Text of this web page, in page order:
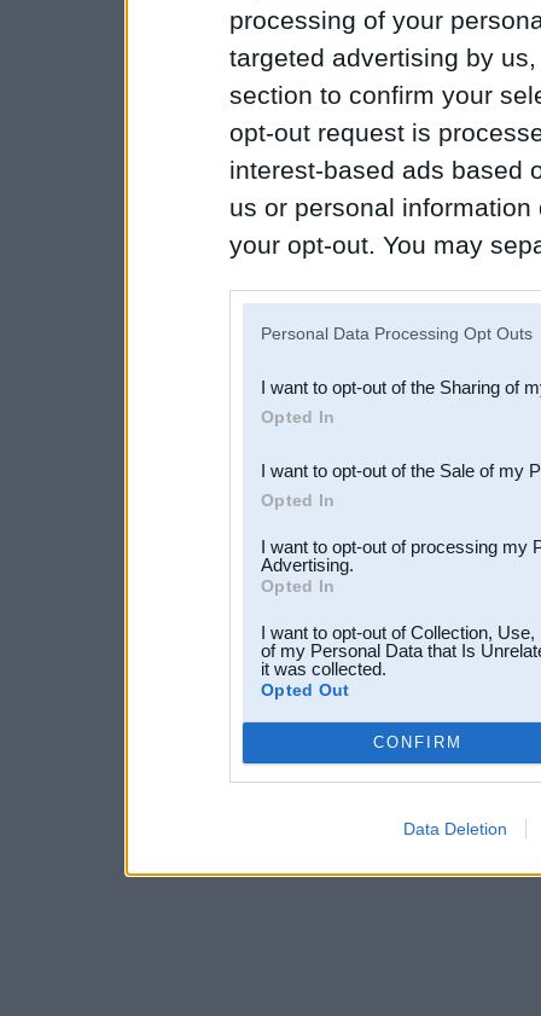
processing of your
targeted advertising by
section to confirm your
opt-out request is
interest-based ads based
us or personal
your opt-out. You may
Downstream Participants
third parties.
Personal Data Processing Opt Outs
I want to opt-out of the Sharing of
Opted In
I want to opt-out of the Sale of my
Opted In
I want to opt-out of processing my
Advertising.
Opted In
I want to opt-out of Collection,
of my Personal Data that Is
it was collected.
Opted Out
CONFIRM
Data Deletion